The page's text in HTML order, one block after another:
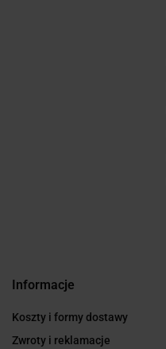
Informacje
Koszty i formy dostawy
Zwroty i reklamacje